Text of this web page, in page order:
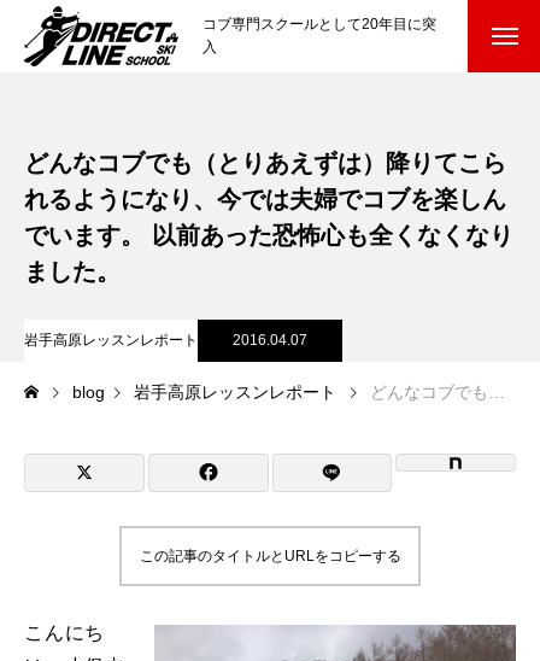
コブ専門スクールとして20年目に突
入
コンセプトと開催スキー場
参加までの流れ
レッスン料金
参加費のお支払い
各会場の集合場所
スキー場から選ぶ Ski Area
鷲ヶ岳＆高鷲スノーパーク
宮城山形
どんなコブでも（とりあえずは）降りてこら
れるようになり、今では夫婦でコブを楽しん
でいます。 以前あった恐怖心も全くなくなり
ました。
岩手高原レッスンレポート 2016.04.07
blog 岩手高原レッスンレポート どんなコブでも（とりあえずは）降りてこられるようになり、今では夫婦でコブを楽しんでいます。 以前あった恐怖心も全くなくなりました。
この記事のタイトルとURLをコピーする
こんにち